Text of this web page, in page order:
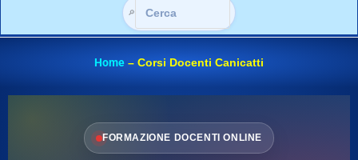
🔎
Home – Corsi Docenti Canicatti
FORMAZIONE DOCENTI ONLINE